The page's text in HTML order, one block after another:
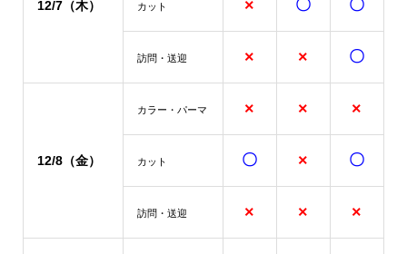
12/7（木） カット × 〇 〇
訪問・送迎 × × 〇
12/8（金）
カラー・パーマ × × ×
カット 〇 × 〇
訪問・送迎 × × ×